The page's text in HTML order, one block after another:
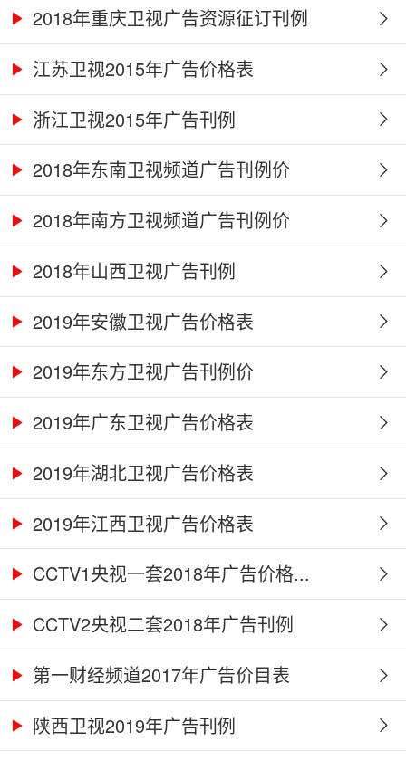
2018年重庆卫视广告资源征订刊例
江苏卫视2015年广告价格表
浙江卫视2015年广告刊例
2018年东南卫视频道广告刊例价
2018年南方卫视频道广告刊例价
2018年山西卫视广告刊例
2019年安徽卫视广告价格表
2019年东方卫视广告刊例价
2019年广东卫视广告价格表
2019年湖北卫视广告价格表
2019年江西卫视广告价格表
CCTV1央视一套2018年广告价格...
CCTV2央视二套2018年广告刊例
第一财经频道2017年广告价目表
陕西卫视2019年广告刊例